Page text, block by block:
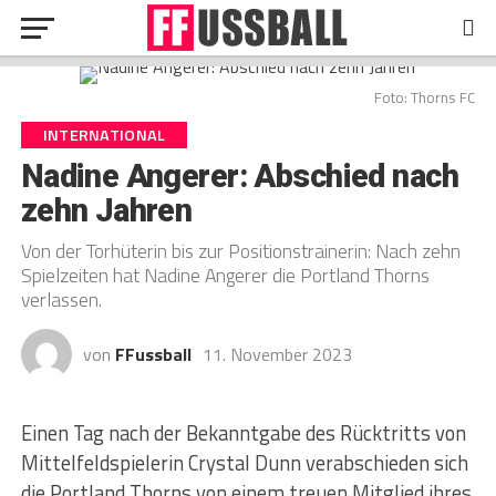
Foto: Thorns FC
INTERNATIONAL
Nadine Angerer: Abschied nach
zehn Jahren
Von der Torhüterin bis zur Positionstrainerin: Nach zehn
Spielzeiten hat Nadine Angerer die Portland Thorns
verlassen.
von FFussball 11. November 2023
Einen Tag nach der Bekanntgabe des Rücktritts von
Mittelfeldspielerin Crystal Dunn verabschieden sich